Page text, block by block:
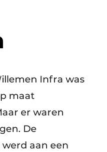
Infra was
maat
er waren
De
aan een